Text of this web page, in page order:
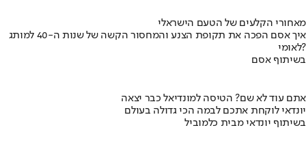
מאחורי הקלעים של הטעם הישראלי
איך אסם הפכה את תקופת הצנע והמחסור הקשה של שנות ה-40 למותג
לאומי?
בשיתוף אסם
אתם עוד לא שם? הטיסה למונדיאל כבר יצאה
יונדאי לוקחת אתכם לבמה הכי גדולה בעולם
בשיתוף יונדאי מבית כלמוביל